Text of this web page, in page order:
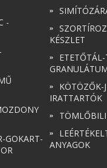
-
GOKART-
KÉSZLET
KÖTÖZŐK-
IRATTARTÓK
ANYAGOK